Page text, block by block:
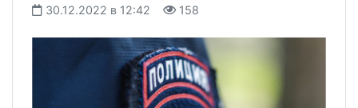
30.12.2022 в 12:42 158